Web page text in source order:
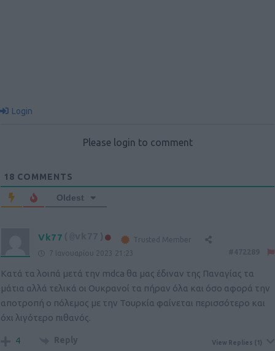
Login
Please login to comment
18 COMMENTS
Oldest
Vk77
Trusted Member
7 Ιανουαρίου 2023 21:23
Κατά τα λοιπά μετά την mdca θα μας έδιναν της Παναγίας τα
μάτια αλλά τελικά οι Ουκρανοί τα πήραν όλα και όσο αφορά την
αποτροπή ο πόλεμος με την Τουρκία φαίνεται περισσότερο και
όχι λιγότερο πιθανός.
4 Reply View Replies (1)